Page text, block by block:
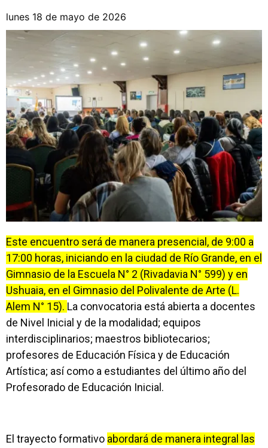
lunes 18 de mayo de 2026
Este encuentro será de manera presencial, de 9:00 a
17:00 horas, iniciando en la ciudad de Río Grande, en el
Gimnasio de la Escuela N° 2 (Rivadavia N° 599) y en
Ushuaia, en el Gimnasio del Polivalente de Arte (L.
Alem N° 15). La convocatoria está abierta a docentes
de Nivel Inicial y de la modalidad; equipos
interdisciplinarios; maestros bibliotecarios;
profesores de Educación Física y de Educación
Artística; así como a estudiantes del último año del
Profesorado de Educación Inicial.
El trayecto formativo abordará de manera integral las